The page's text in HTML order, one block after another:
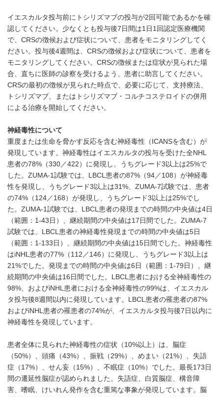
イエスカルタ投与前にトシリズマブの投与が2回可能であるかを確
認してください。少なくとも投与後7日間は1日1回認定医療機関
で、CRSの徴候および症状について、患者をモニタリングしてく
ださい。投与後4週間は、CRSの徴候および症状について、患者を
モニタリングしてください。CRSの徴候または症状が見られた場
合、直ちに医師の診察を受けるよう、患者に助言してください。
CRSの最初の徴候が見られた時点で、必要に応じて、支持療法、
トシリズマブ、またはトシリズマブ・コルチコステロイドの併用
による治療を開始してください。
神経毒性について
重度または生命を脅かす反応を含む神経毒性（ICANSを含む）が
発現しています。神経毒性はイエスカルタの投与を受けた全NHL
患者の78%（330／422）に発現し、うちグレード3以上は25%で
した。ZUMA-1試験では、LBCL患者の87%（94／108）が神経毒
性を発現し、うちグレード3以上は31%、ZUMA-7試験では、患者
の74%（124／168）が発現し、うちグレード3以上は25%でし
た。ZUMA-1試験では、LBCL患者の発現までの時間の中央値は4日
（範囲：1-43日）、継続期間の中央値は17日間でした。ZUMA-7
試験では、LBCL患者の神経毒性発現までの時間の中央値は5日
（範囲：1-133日）、継続期間の中央値は15日間でした。神経毒性
はiNHL患者の77%（112／146）に発現し、うちグレード3以上は
21%でした。発現までの時間の中央値は6日（範囲：1-79日）、継
続期間の中央値は16日間でした。LBCL患者における全神経毒性の
98%、およびiNHL患者における全神経毒性の99%は、イエスカル
タ投与後8週間以内に発現しています。LBCL患者の罹患者の87%
およびiNHL患者の罹患者の74%が、イエスカルタ投与後7日以内に
神経毒性を発現しています。
患者全体に見られた神経毒性の症状（10%以上）は、脳症
（50%）、頭痛（43%）、振戦（29%）、めまい（21%）、失語
症（17%）、せん妄（15%）、不眠症（10%）でした。最長173日
間の遷延性脳症が認められました。失語症、白質脳症、構音障
害、嗜眠、けいれん発作を含む重篤な事象が発現しています。脳